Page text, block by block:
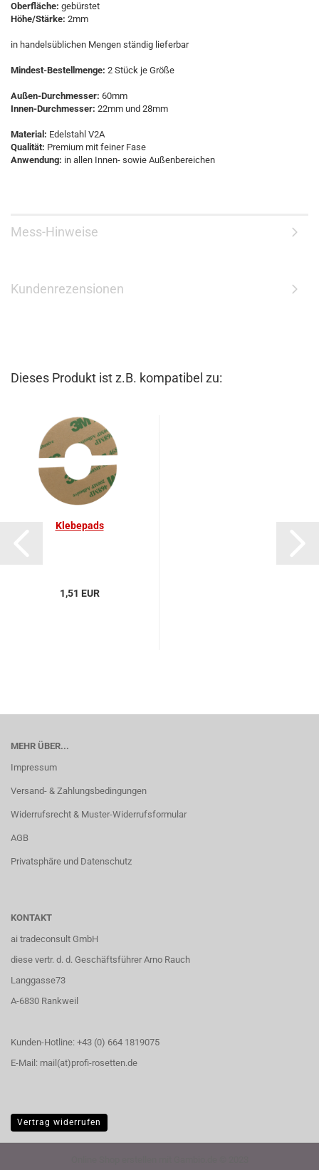
Oberfläche: gebürstet
Höhe/Stärke: 2mm
in handelsüblichen Mengen ständig lieferbar
Mindest-Bestellmenge: 2 Stück je Größe
Außen-Durchmesser: 60mm
Innen-Durchmesser: 22mm und 28mm
Material: Edelstahl V2A
Qualität: Premium mit feiner Fase
Anwendung: in allen Innen- sowie Außenbereichen
Mess-Hinweise
Kundenrezensionen
Dieses Produkt ist z.B. kompatibel zu:
Kle­be­pads
1,51 EUR
MEHR ÜBER...
Impressum
Versand- & Zahlungsbedingungen
Widerrufsrecht & Muster-Widerrufsformular
AGB
Privatsphäre und Datenschutz
KONTAKT
ai tradeconsult GmbH
diese vertr. d. d. Geschäftsführer Arno Rauch
Langgasse73
A-6830 Rankweil
Kunden-Hotline: +43 (0) 664 1819075
E-Mail: mail(at)profi-rosetten.de
Vertrag widerrufen